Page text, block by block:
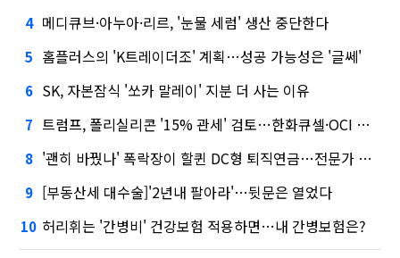
4 메디큐브·아누아·리르, '눈물 세럼' 생산 중단한다
5 홈플러스의 'K트레이더조' 계획…성공 가능성은 '글쎄'
6 SK, 자본잠식 '쏘카 말레이' 지분 더 사는 이유
7 트럼프, 폴리실리콘 '15% 관세' 검토…한화큐셀·OCI 영향은?
8 '괜히 바꿨나' 폭락장이 할퀸 DC형 퇴직연금…전문가 조언은
9 [부동산세 대수술]'2년내 팔아라'…뒷문은 열었다
10 허리휘는 '간병비' 건강보험 적용하면…내 간병보험은?